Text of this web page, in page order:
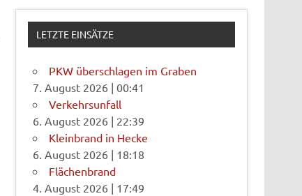
LETZTE EINSÄTZE
PKW überschlagen im Graben
7. August 2026 |00:41
Verkehrsunfall
6. August 2026 | 22:39
Kleinbrand in Hecke
6. August 2026 | 18:18
Flächenbrand
4. August 2026 | 17:49